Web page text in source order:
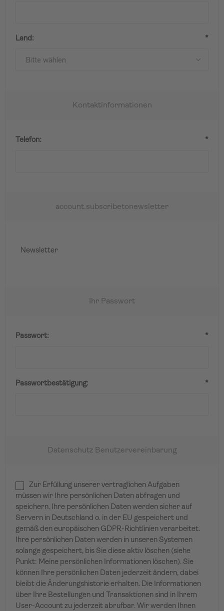
Land: *
Kontaktinformationen
Telefon: *
account.subscribetonewsletter
Newsletter
Ihr Passwort
Passwort: *
Passwortbestätigung: *
Datenschutz Benutzervereinbarung
Zur Erfüllung unserer vertraglichen Aufgaben
müssen wir Ihre persönlichen Daten abfragen und
speichern. Ihre persönlichen Daten werden sicher auf
Servern in Deutschland o. in der EU gespeichert und
gemäß den europäischen GDPR-Richtlinien verarbeitet.
Ihre persönlichen Daten werden in unseren Systemen
solange gespeichert, bis Sie diese aktiv löschen (siehe
Punkt: Meine persönlichen Informationen löschen). Sie
können Ihre persönlichen Daten jederzeit ändern, dabei
bleibt die Änderungshistorie erhalten. Die Informationen
über Ihre Bestellungen und Transaktionen sind in Ihrem
User-Account zu jederzeit abrufbar. Wir werden Ihnen